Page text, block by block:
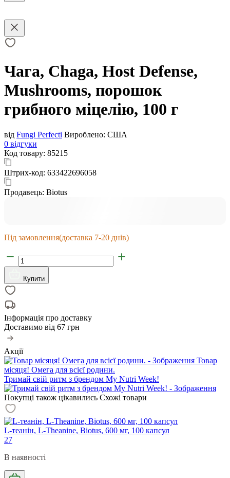
Чага, Chaga, Host Defense,
Mushrooms, порошок
грибного міцелію, 100 г
від Fungi Perfecti Вироблено: США
0 відгуки
Код товару: 85215
Штрих-код: 633422696058
Продавець: Biotus
Під замовлення(доставка 7-20 днів)
Купити
Інформація про доставку
Доставимо від 67 грн
Акції
Товар
місяця! Омега для всієї родини.
Тримай свій ритм з брендом My Nutri Week!
Покупці також цікавились Схожі товари
L-теанін, L-Theanine, Biotus, 600 мг, 100 капсул
27
В наявності